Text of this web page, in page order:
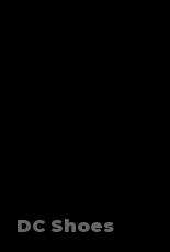
DC Shoes